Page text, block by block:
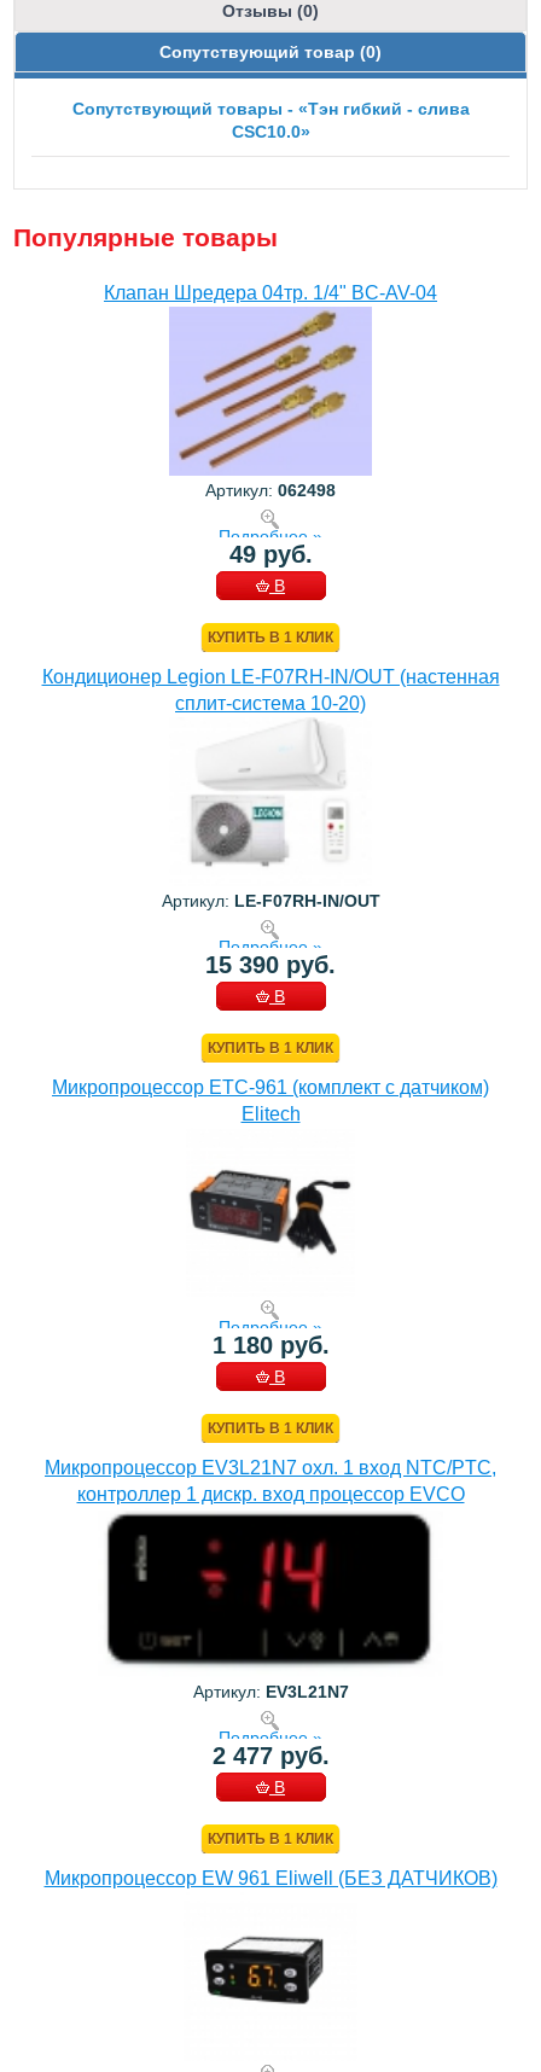
Отзывы (0)
Сопутствующий товар (0)
Сопутствующий товары - «Тэн гибкий - слива
CSC10.0»
Популярные товары
Клапан Шредера 04тр. 1/4" BC-AV-04
Артикул: 062498
Подробнее »
49 руб.
В
КУПИТЬ В 1 КЛИК
Кондиционер Legion LE-F07RH-IN/OUT (настенная
сплит-система 10-20)
Артикул: LE-F07RH-IN/OUT
Подробнее »
15 390 руб.
В
КУПИТЬ В 1 КЛИК
Микропроцессор ETC-961 (комплект c датчиком)
Elitech
Подробнее »
1 180 руб.
В
КУПИТЬ В 1 КЛИК
Микропроцессор EV3L21N7 охл. 1 вход NTC/PTC,
контроллер 1 дискр. вход процессор EVCO
Артикул: EV3L21N7
Подробнее »
2 477 руб.
В
КУПИТЬ В 1 КЛИК
Микропроцессор EW 961 Eliwell (БЕЗ ДАТЧИКОВ)